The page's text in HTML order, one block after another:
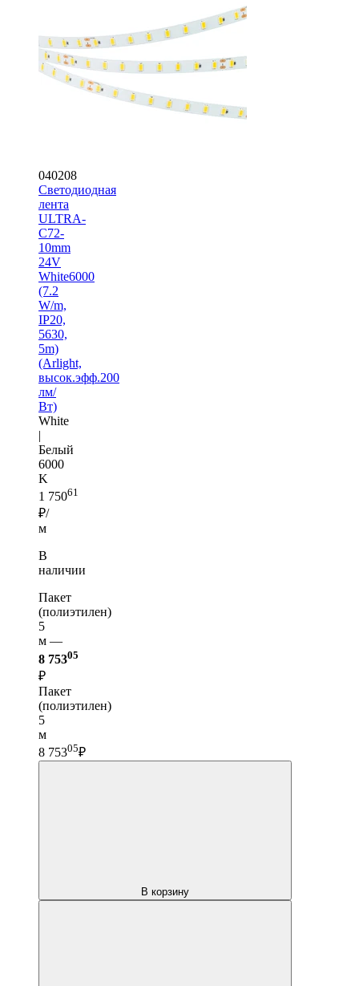
040208
Светодиодная
лента
ULTRA-
C72-
10mm
24V
White6000
(7.2
W/m,
IP20,
5630,
5m)
(Arlight,
высок.эфф.200
лм/
Вт)
White
|
Белый
6000
K
1 75061
₽/
м
В
наличии
Пакет
(полиэтилен)
5
м —
8 75305
₽
Пакет
(полиэтилен)
5
м
8 75305₽
В корзину